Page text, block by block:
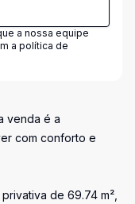
a nossa equipe
a política de
venda é a
com conforto e
de 69.74 m²,